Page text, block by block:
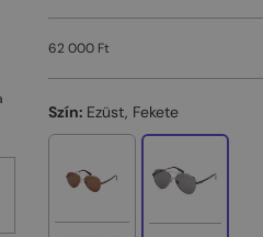
62 000 Ft
Szín: Ezüst, Fekete